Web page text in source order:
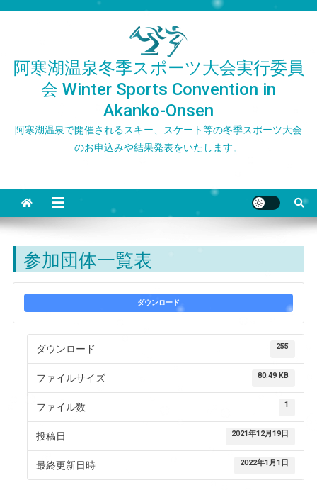
阿寒湖温泉冬季スポーツ大会実行委員
会 Winter Sports Convention in
Akanko-Onsen
阿寒湖温泉で開催されるスキー、スケート等の冬季スポーツ大会
のお申込みや結果発表をいたします。
参加団体一覧表
ダウンロード
ダウンロード 255
ファイルサイズ 80.49 KB
ファイル数 1
投稿日 2021年12月19日
最終更新日時 2022年1月1日